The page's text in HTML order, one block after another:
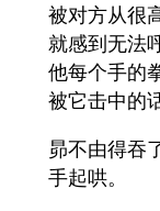
被对方从很
就感到无法
他每个手的
被它击中的
昴不由得吞
手起哄。